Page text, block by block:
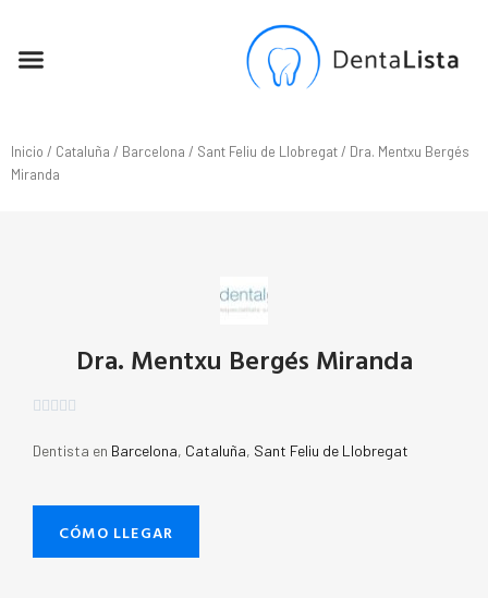
Inicio / Cataluña / Barcelona / Sant Feliu de Llobregat/ Dra. Mentxu Bergés
Miranda
Dra. Mentxu Bergés Miranda
    
Dentista en Barcelona, Cataluña, Sant Feliu de Llobregat
CÓMO LLEGAR